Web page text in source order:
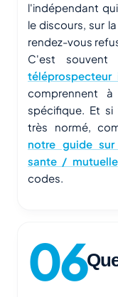
l'indépendant
le discours, sur
rendez-vous
C'est souvent
téléprospecteur
comprennent
spécifique. Et
très normé,
notre guide
sante / mutuelle
codes.